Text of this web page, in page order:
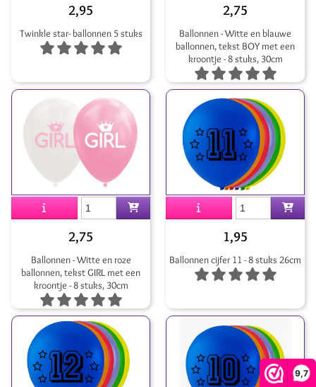
9,7
2,95
Twinkle star- ballonnen 5 stuks
2,75
Ballonnen - Witte en blauwe
ballonnen, tekst BOY met een
kroontje - 8 stuks, 30cm
2,75
Ballonnen - Witte en roze
ballonnen, tekst GIRL met een
kroontje - 8 stuks, 30cm
1,95
Ballonnen cijfer 11 - 8 stuks 26cm